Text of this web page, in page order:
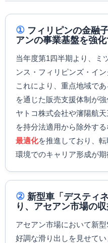
① フィリピンの金融
アンの事業基盤を強
当年度第1四半期より、ミ
ンス・フィリピンズ・イ
これにより、重点地域で
を通じた販売支援体制が
ヤトコ株式会社や瀋陽航
を持分法適用から除外する
最適化を推進しており、
環境でのキャリア形成が期
② 新型車「デスティ
り、アセアン市場の
アセアン市場において新
好調な滑り出しを見せて